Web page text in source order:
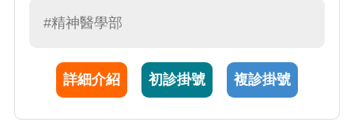
慮症、憂鬱症、創傷壓力後症、對立違抗症。
情感性疾患(俗稱躁鬱症)。 父母教養與親子困
擾之治療與輔導。
#精神醫學部
詳細介紹 初診掛號 複診掛號